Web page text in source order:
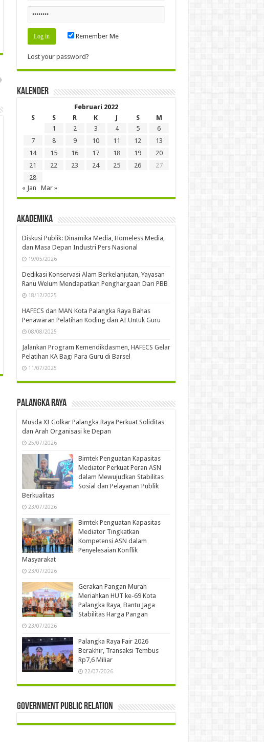
Remember Me
Lost your password?
Kalender
Februari 2022
S
S R K J S
M
1
2 3 4 5
6
7
8 9 10 11 12
13
14
15 16 17 18 19
20
21
22 23 24 25 26
27
28
« Jan
Mar »
Akademika
Diskusi Publik: Dinamika Media, Homeless Media,
dan Masa Depan Industri Pers Nasional
19/05/2026
Dedikasi Konservasi Alam Berkelanjutan, Yayasan
Ranu Welum Mendapatkan Penghargaan Dari PBB
18/12/2025
HAFECS dan MAN Kota Palangka Raya Bahas
Penawaran Pelatihan Koding dan AI Untuk Guru
08/08/2025
Jalankan Program Kemendikdasmen, HAFECS Gelar
Pelatihan KA Bagi Para Guru di Barsel
11/07/2025
Palangka Raya
Musda XI Golkar Palangka Raya Perkuat Soliditas
dan Arah Organisasi ke Depan
25/07/2026
Bimtek Penguatan Kapasitas
Mediator Perkuat Peran ASN
dalam Mewujudkan Stabilitas
Sosial dan Pelayanan Publik
Berkualitas
23/07/2026
Bimtek Penguatan Kapasitas
Mediator Tingkatkan
Kompetensi ASN dalam
Penyelesaian Konflik
Masyarakat
23/07/2026
Gerakan Pangan Murah
Meriahkan HUT ke-69 Kota
Palangka Raya, Bantu Jaga
Stabilitas Harga Pangan
23/07/2026
Palangka Raya Fair 2026
Berakhir, Transaksi Tembus
Rp7,6 Miliar
22/07/2026
Government Public Relation